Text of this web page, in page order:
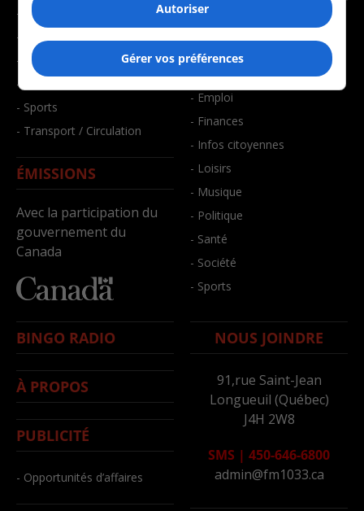
- Éducation
- Environnement
- Faits divers
- Santé et bien-être
- Sports
- Transport / Circulation
ÉMISSIONS
Avec la participation du
gouvernement du
Canada
- Affaires
- Art de vivre
- Bien-être
- Emploi
- Finances
- Infos citoyennes
- Loisirs
- Musique
- Politique
- Santé
- Société
- Sports
BINGO RADIO
À PROPOS
PUBLICITÉ
- Opportunités d’affaires
NOUS JOINDRE
91,rue Saint-Jean
Longueuil (Québec)
J4H 2W8
SMS | 450-646-6800
admin@fm1033.ca
Autoriser
Gérer vos préférences